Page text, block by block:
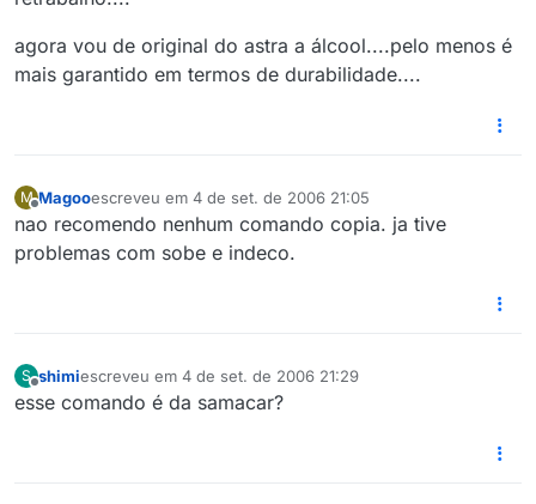
agora vou de original do astra a álcool....pelo menos é
mais garantido em termos de durabilidade....
M Magooescreveu em 4 de set. de 2006 21:05
última edição por
nao recomendo nenhum comando copia. ja tive
problemas com sobe e indeco.
S shimiescreveu em 4 de set. de 2006 21:29
última edição por
esse comando é da samacar?